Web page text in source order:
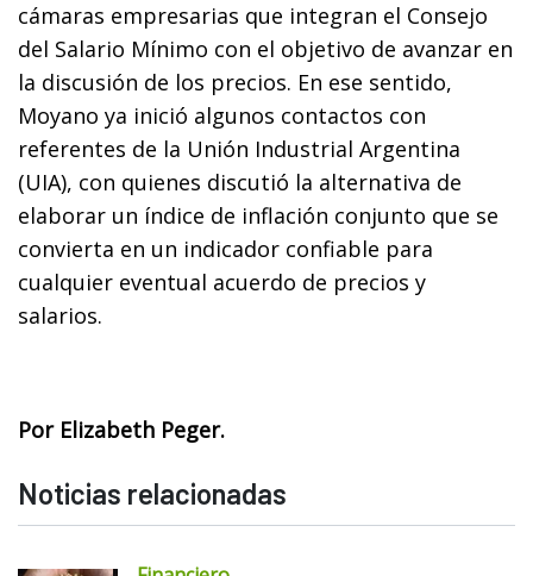
cámaras empresarias que integran el Consejo
del Salario Mínimo con el objetivo de avanzar en
la discusión de los precios. En ese sentido,
Moyano ya inició algunos contactos con
referentes de la Unión Industrial Argentina
(UIA), con quienes discutió la alternativa de
elaborar un índice de inflación conjunto que se
convierta en un indicador confiable para
cualquier eventual acuerdo de precios y
salarios.
Por Elizabeth Peger.
Noticias relacionadas